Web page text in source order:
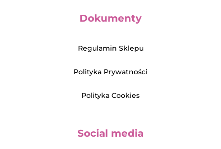
Dokumenty
Regulamin Sklepu
Polityka Prywatności
Polityka Cookies
Social media